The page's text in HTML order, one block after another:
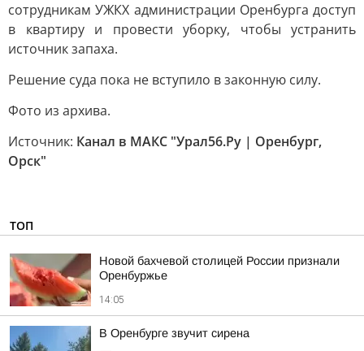
сотрудникам УЖКХ администрации Оренбурга доступ
в квартиру и провести уборку, чтобы устранить
источник запаха.
Решение суда пока не вступило в законную силу.
Фото из архива.
Источник: Канал в МАКС "Урал56.Ру | Оренбург,
Орск"
ТОП
Новой бахчевой столицей России признали
Оренбуржье
14:05
В Оренбурге звучит сирена